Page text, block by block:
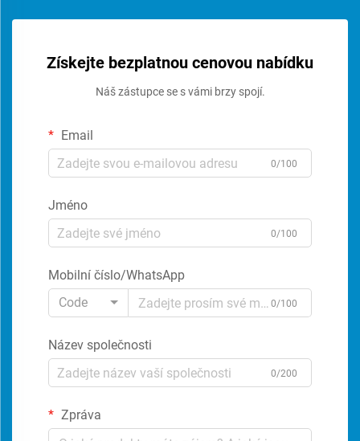
Získejte bezplatnou cenovou nabídku
Náš zástupce se s vámi brzy spojí.
Email
0/100
Jméno
0/100
Mobilní číslo/WhatsApp
Code
0/100
Název společnosti
0/200
Zpráva